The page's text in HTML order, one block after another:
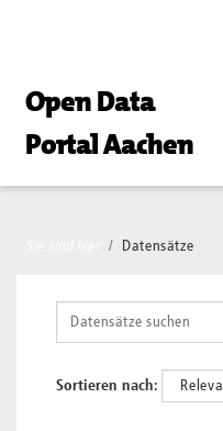
Open Data
Portal Aachen
Datensätze
Sortieren nach